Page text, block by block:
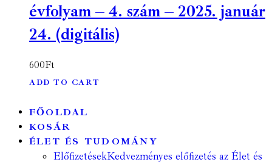
évfolyam – 4. szám – 2025. január
24. (digitális)
600Ft
ADD TO CART
FŐOLDAL
KOSÁR
ÉLET ÉS TUDOMÁNY
ElőfizetésekKedvezményes előfizetés az Élet és